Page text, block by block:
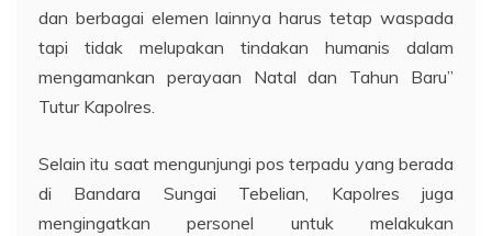
dan berbagai elemen lainnya harus tetap waspada
tapi tidak melupakan tindakan humanis dalam
mengamankan perayaan Natal dan Tahun Baru”
Tutur Kapolres.
Selain itu saat mengunjungi pos terpadu yang berada
di Bandara Sungai Tebelian, Kapolres juga
mengingatkan personel untuk melakukan